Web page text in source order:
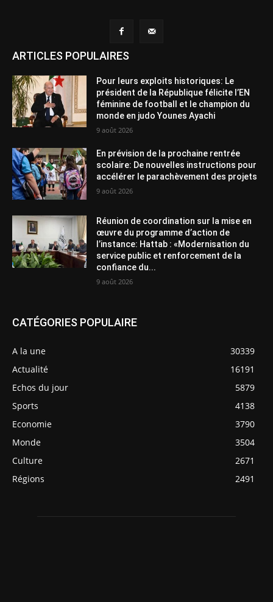
ARTICLES POPULAIRES
Pour leurs exploits historiques: Le
président de la République félicite l’EN
féminine de football et le champion du
monde en judo Younes Ayachi
9 août 2026
En prévision de la prochaine rentrée
scolaire: De nouvelles instructions pour
accélérer le parachèvement des projets
9 août 2026
Réunion de coordination sur la mise en
œuvre du programme d’action de
l’instance: Hattab : «Modernisation du
service public et renforcement de la
confiance du...
9 août 2026
CATÉGORIES POPULAIRE
A la une
30339
Actualité
16191
Echos du jour
5879
Sports
4138
Economie
3790
Monde
3504
Culture
2671
Régions
2491